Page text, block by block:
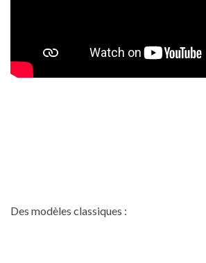
Des modèles classiques :